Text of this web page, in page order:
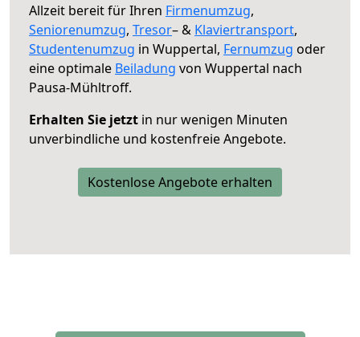
Allzeit bereit für Ihren Firmenumzug,
Seniorenumzug, Tresor– & Klaviertransport,
Studentenumzug in Wuppertal, Fernumzug oder
eine optimale Beiladung von Wuppertal nach
Pausa-Mühltroff.
Erhalten Sie jetzt in nur wenigen Minuten
unverbindliche und kostenfreie Angebote.
Kostenlose Angebote erhalten